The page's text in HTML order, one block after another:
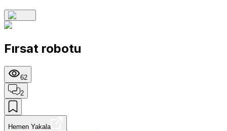
Fırsat robotu
62
2
Hemen Yakala